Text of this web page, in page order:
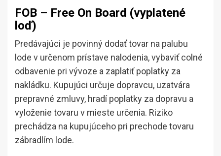
FOB – Free On Board (vyplatené
loď)
Predávajúci je povinný dodať tovar na palubu
lode v určenom prístave nalodenia, vybaviť colné
odbavenie pri vývoze a zaplatiť poplatky za
nakládku. Kupujúci určuje dopravcu, uzatvára
prepravné zmluvy, hradí poplatky za dopravu a
vyloženie tovaru v mieste určenia. Riziko
prechádza na kupujúceho pri prechode tovaru
zábradlím lode.